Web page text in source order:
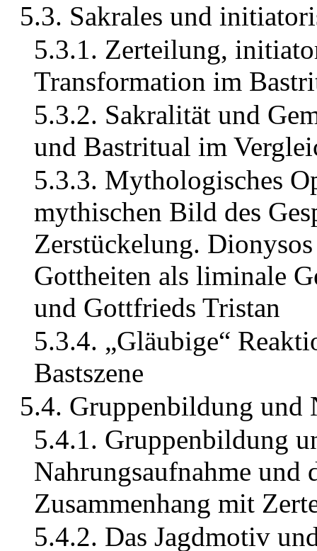
5.3. Sakrales und
5.3.1. Zerteilung,
Transformation im
5.3.2. Sakralität und
und Bastritual im
5.3.3. Mythologisches
mythischen Bild des
Zerstückelung.
Gottheiten als liminale
und Gottfrieds Tristan
5.3.4. „Gläubige“
Bastszene
5.4. Gruppenbildung und
5.4.1. Gruppenbildung
Nahrungsaufnahme und
Zusammenhang mit
5.4.2. Das Jagdmotiv